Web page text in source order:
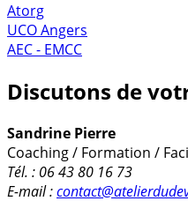
Atorg
UCO Angers
AEC - EMCC
Discutons de
Sandrine Pierre
Coaching / Formation /
Tél. : 06 43 80 16 73
E-mail :